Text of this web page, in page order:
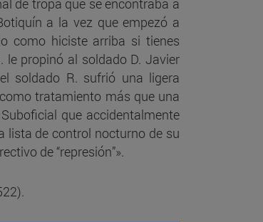
de tropa que se encontraba a
a la vez que empezó a
como hiciste arriba si tienes
le propinó al soldado D. Javier
soldado R. sufrió una ligera
tratamiento más que una
que accidentalmente
lista de control nocturno de su
de “represión”».